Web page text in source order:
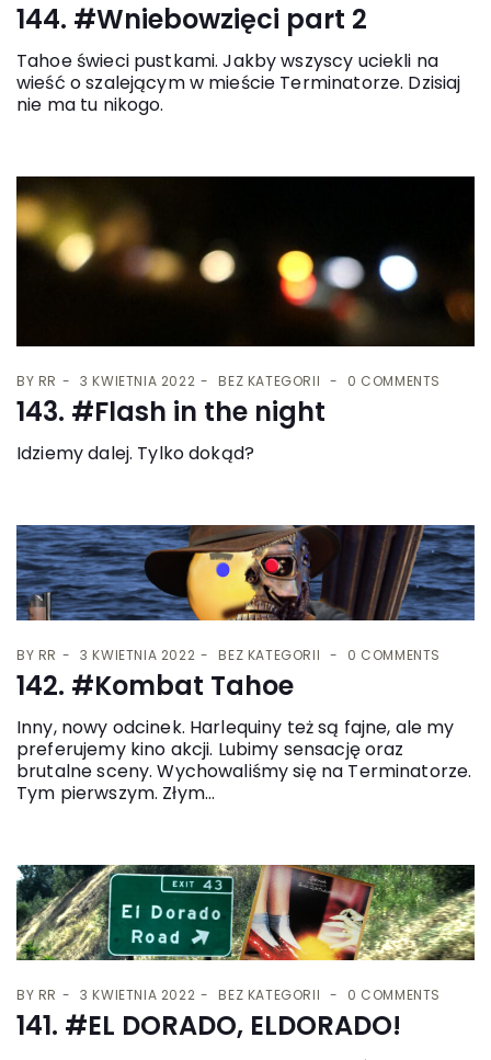
144. #Wniebowzięci part 2
Tahoe świeci pustkami. Jakby wszyscy uciekli na
wieść o szalejącym w mieście Terminatorze. Dzisiaj
nie ma tu nikogo.
BY RR 3 KWIETNIA 2022 BEZ KATEGORII 0 COMMENTS
143. #Flash in the night
Idziemy dalej. Tylko dokąd?
BY RR 3 KWIETNIA 2022 BEZ KATEGORII 0 COMMENTS
142. #Kombat Tahoe
Inny, nowy odcinek. Harlequiny też są fajne, ale my
preferujemy kino akcji. Lubimy sensację oraz
brutalne sceny. Wychowaliśmy się na Terminatorze.
Tym pierwszym. Złym...
BY RR 3 KWIETNIA 2022 BEZ KATEGORII 0 COMMENTS
141. #EL DORADO, ELDORADO!